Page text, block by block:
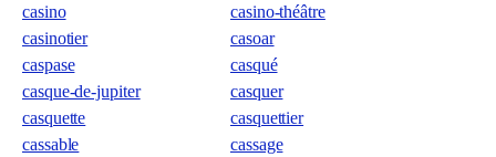
casino
casino-théâtre
casinotier
casoar
caspase
casqué
casque-de-jupiter
casquer
casquette
casquettier
cassable
cassage